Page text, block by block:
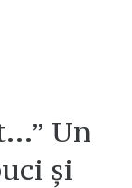
Un
și